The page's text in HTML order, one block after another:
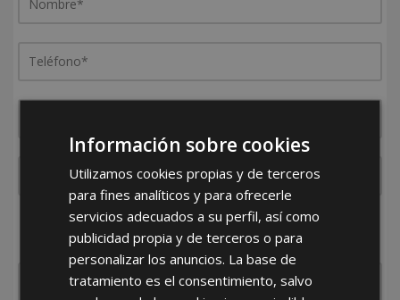
¿De dónde es la empresa?
España
Portugal Otros
Información sobre cookies
Utilizamos cookies propias y de terceros
para fines analíticos y para ofrecerle
servicios adecuados a su perfil, así como
publicidad propia y de terceros o para
personalizar los anuncios. La base de
tratamiento es el consentimiento, salvo